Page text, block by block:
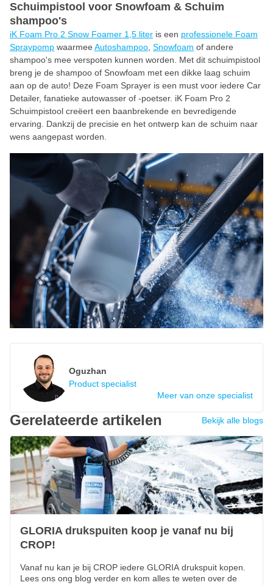
Schuimpistool voor Snowfoam & Schuim
shampoo's
iK Foam Pro 2 Snow Foamer 1,5 liter is een professionele Foam
Spraypomp waarmee Autoshampoo, Snowfoam of andere
shampoo's mee verspoten kunnen worden. Met dit schuimpistool
breng je de shampoo of Snowfoam met een dikke laag schuim
aan op de auto! Deze Foam Sprayer is een must voor iedere Car
Detailer, fanatieke autowasser of -poetser. iK Foam Pro 2
Schuimpistool creëert een baanbrekende en bevredigende
ervaring. Dankzij de precisie en het ontwerp kan de schuim naar
wens aangepast worden.
Oguzhan
Product specialist
Meer van onze specialist
Gerelateerde artikelen Bekijk alle blogs
GLORIA drukspuiten koop je vanaf nu bij
CROP!
Vanaf nu kan je bij CROP iedere GLORIA drukspuit kopen.
Lees ons ong blog verder en kom alles te weten over de